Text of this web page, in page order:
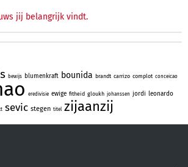
jij belangrijk vindt.
bewijs blumenkraft bounida brandt carrizo complot conceicao
eredivisie ewige fitheid gloukh johanssen jordi leonardo
sevic stegen titel zijaanzij